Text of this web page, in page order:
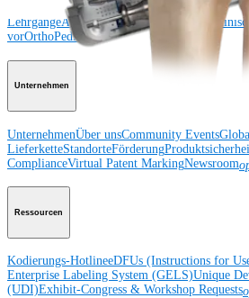
Medical EducationKursbeschreibungen
LehrgängeArthroLab™-Standorte
Unser
vorOrthoPedia
Unternehmen
UnternehmenÜber unsCommunity Events
LieferketteStandorteFörderung
ComplianceVirtual Patent MarkingNewsroom
Ressourcen
Kodierungs-HotlineeDFUs (Instructions for
Enterprise Labeling System (GELS)Unique
(UDI)Exhibit-Congress & Workshop Requests